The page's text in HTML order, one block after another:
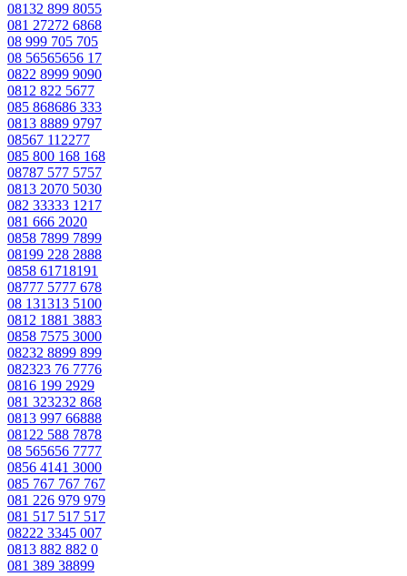
08132 899 8055
081 27272 6868
08 999 705 705
08 56565656 17
0822 8999 9090
0812 822 5677
085 868686 333
0813 8889 9797
08567 112277
085 800 168 168
08787 577 5757
0813 2070 5030
082 33333 1217
081 666 2020
0858 7899 7899
08199 228 2888
0858 61718191
08777 5777 678
08 131313 5100
0812 1881 3883
0858 7575 3000
08232 8899 899
082323 76 7776
0816 199 2929
081 323232 868
0813 997 66888
08122 588 7878
08 565656 7777
0856 4141 3000
085 767 767 767
081 226 979 979
081 517 517 517
08222 3345 007
0813 882 882 0
081 389 38899